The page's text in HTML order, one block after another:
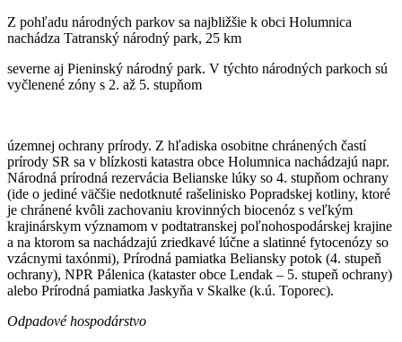
Z pohľadu národných parkov sa najbližšie k obci Holumnica
nachádza Tatranský národný park, 25 km
severne aj Pieninský národný park. V týchto národných parkoch sú
vyčlenené zóny s 2. až 5. stupňom
územnej ochrany prírody. Z hľadiska osobitne chránených častí
prírody SR sa v blízkosti katastra obce Holumnica nachádzajú napr.
Národná prírodná rezervácia Belianske lúky so 4. stupňom ochrany
(ide o jediné väčšie nedotknuté rašelinisko Popradskej kotliny, ktoré
je chránené kvôli zachovaniu krovinných biocenóz s veľkým
krajinárskym významom v podtatranskej poľnohospodárskej krajine
a na ktorom sa nachádzajú zriedkavé lúčne a slatinné fytocenózy so
vzácnymi taxónmi), Prírodná pamiatka Beliansky potok (4. stupeň
ochrany), NPR Pálenica (kataster obce Lendak – 5. stupeň ochrany)
alebo Prírodná pamiatka Jaskyňa v Skalke (k.ú. Toporec).
Odpadové hospodárstvo